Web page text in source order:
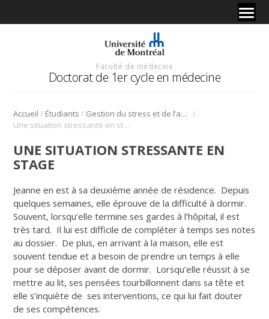
Faculté de médecine
Doctorat de 1er cycle en médecine
Accueil / Étudiants / Gestion du stress et de l’anxiété /
Une situation stressante en stage
UNE SITUATION STRESSANTE EN
STAGE
Jeanne en est à sa deuxième année de résidence. Depuis
quelques semaines, elle éprouve de la difficulté à dormir.
Souvent, lorsqu’elle termine ses gardes à l’hôpital, il est
très tard. Il lui est difficile de compléter à temps ses notes
au dossier. De plus, en arrivant à la maison, elle est
souvent tendue et a besoin de prendre un temps à elle
pour se déposer avant de dormir. Lorsqu’elle réussit à se
mettre au lit, ses pensées tourbillonnent dans sa tête et
elle s’inquiète de ses interventions, ce qui lui fait douter
de ses compétences.